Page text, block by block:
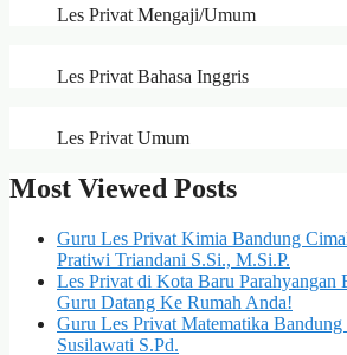
Les Privat Mengaji/Umum
Les Privat Bahasa Inggris
Les Privat Umum
Most Viewed Posts
Guru Les Privat Kimia Bandung
Pratiwi Triandani S.Si., M.Si.P.
Les Privat di Kota Baru Parahyangan
Guru Datang Ke Rumah Anda!
Guru Les Privat Matematika
Susilawati S.Pd.